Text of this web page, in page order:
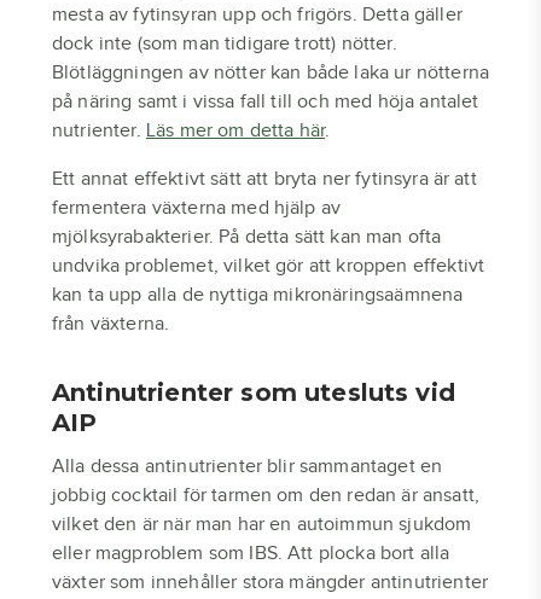
mesta av fytinsyran upp och frigörs. Detta gäller
dock inte (som man tidigare trott) nötter.
Blötläggningen av nötter kan både laka ur nötterna
på näring samt i vissa fall till och med höja antalet
nutrienter. Läs mer om detta här.
Ett annat effektivt sätt att bryta ner fytinsyra är att
fermentera växterna med hjälp av
mjölksyrabakterier. På detta sätt kan man ofta
undvika problemet, vilket gör att kroppen effektivt
kan ta upp alla de nyttiga mikronäringsaämnena
från växterna.
Antinutrienter som utesluts vid
AIP
Alla dessa antinutrienter blir sammantaget en
jobbig cocktail för tarmen om den redan är ansatt,
vilket den är när man har en autoimmun sjukdom
eller magproblem som IBS. Att plocka bort alla
växter som innehåller stora mängder antinutrienter